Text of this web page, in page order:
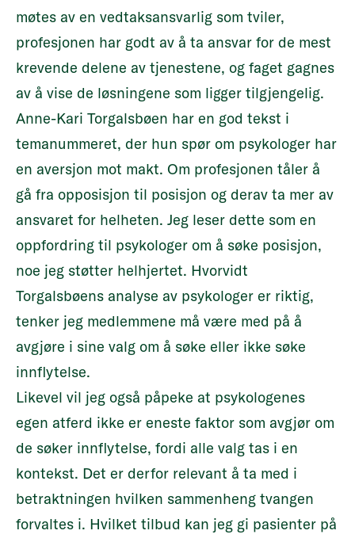
møtes av en vedtaksansvarlig som tviler,
profesjonen har godt av å ta ansvar for de mest
krevende delene av tjenestene, og faget gagnes
av å vise de løsningene som ligger tilgjengelig.
Anne-Kari Torgalsbøen har en god tekst i
temanummeret, der hun spør om psykologer har
en aversjon mot makt. Om profesjonen tåler å
gå fra opposisjon til posisjon og derav ta mer av
ansvaret for helheten. Jeg leser dette som en
oppfordring til psykologer om å søke posisjon,
noe jeg støtter helhjertet. Hvorvidt
Torgalsbøens analyse av psykologer er riktig,
tenker jeg medlemmene må være med på å
avgjøre i sine valg om å søke eller ikke søke
innflytelse.
Likevel vil jeg også påpeke at psykologenes
egen atferd ikke er eneste faktor som avgjør om
de søker innflytelse, fordi alle valg tas i en
kontekst. Det er derfor relevant å ta med i
betraktningen hvilken sammenheng tvangen
forvaltes i. Hvilket tilbud kan jeg gi pasienter på